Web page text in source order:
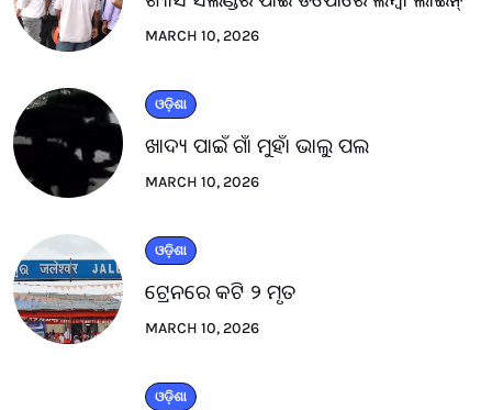
MARCH 10, 2026
ଓଡ଼ିଶା
ଖାଦ୍ୟ ପାଇଁ ଗାଁ ମୁହାଁ ଭାଲୁ ପଲ
MARCH 10, 2026
ଓଡ଼ିଶା
ଟ୍ରେନରେ କଟି ୨ ମୃତ
MARCH 10, 2026
ଓଡ଼ିଶା